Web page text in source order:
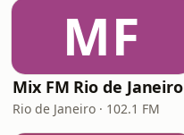
MF
Mix FM Rio de Janeiro
Rio de Janeiro · 102.1 FM